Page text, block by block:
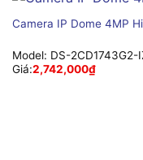
Camera IP Dome 4MP
Model: DS-2CD1743G2-
Giá:2,742,000₫